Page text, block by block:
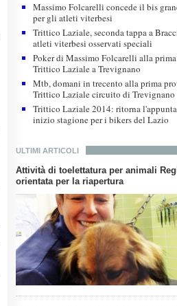
Massimo Folcarelli concede il bis
per gli atleti viterbesi
Trittico Laziale, seconda tappa a
atleti viterbesi osservati speciali
Poker di Massimo Folcarelli alla
Trittico Laziale a Trevignano
Mtb, domani in trecento alla prima
Trittico Laziale circuito di Trevignano
Trittico Laziale 2014: ritorna
inizio stagione per i bikers del Lazio
ULTIMI ARTICOLI
Attività di toelettatura per animali
orientata per la riapertura